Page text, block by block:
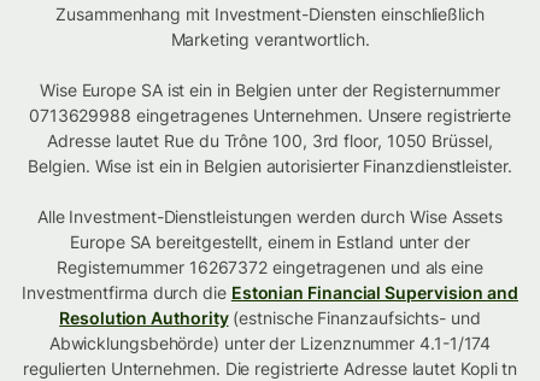
Zusammenhang mit Investment-Diensten einschließlich
Marketing verantwortlich.
Wise Europe SA ist ein in Belgien unter der Registernummer
0713629988 eingetragenes Unternehmen. Unsere registrierte
Adresse lautet Rue du Trône 100, 3rd floor, 1050 Brüssel,
Belgien. Wise ist ein in Belgien autorisierter Finanzdienstleister.
Alle Investment-Dienstleistungen werden durch Wise Assets
Europe SA bereitgestellt, einem in Estland unter der
Registernummer 16267372 eingetragenen und als eine
Investmentfirma durch die Estonian Financial Supervision and
Resolution Authority(estnische Finanzaufsichts- und
Abwicklungsbehörde) unter der Lizenznummer 4.1-1/174
regulierten Unternehmen. Die registrierte Adresse lautet Kopli tn